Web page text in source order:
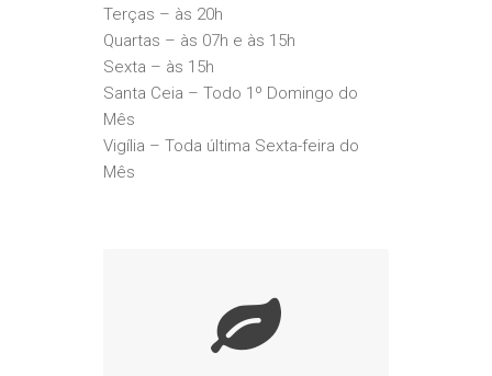
Terças – às 20h
Quartas – às 07h e às 15h
Sexta – às 15h
Santa Ceia – Todo 1º Domingo do
Mês
Vigília – Toda última Sexta-feira do
Mês